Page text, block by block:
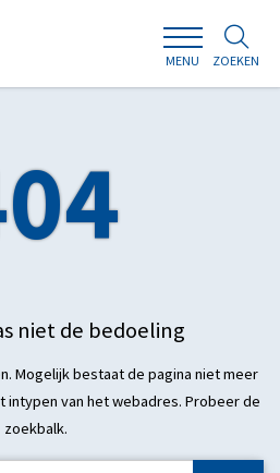
MENU ZOEKEN
niet de bedoeling
Mogelijk bestaat de pagina niet meer
intypen van het webadres. Probeer de
zoekbalk.